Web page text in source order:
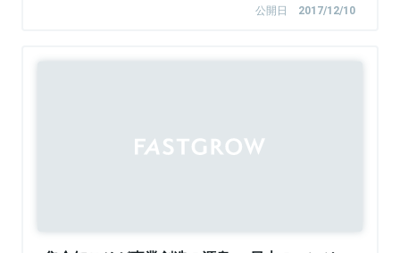
公開日 2017/12/10